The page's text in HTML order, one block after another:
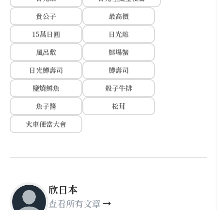
貴公子
最高價
15萬日圓
日光雕
風呂敷
鱈場蟹
日光鱒壽司
鱒壽司
鹽燒鱒魚
骰子牛排
魚子醬
松茸
火車便當大會
欣日本
查看所有文章